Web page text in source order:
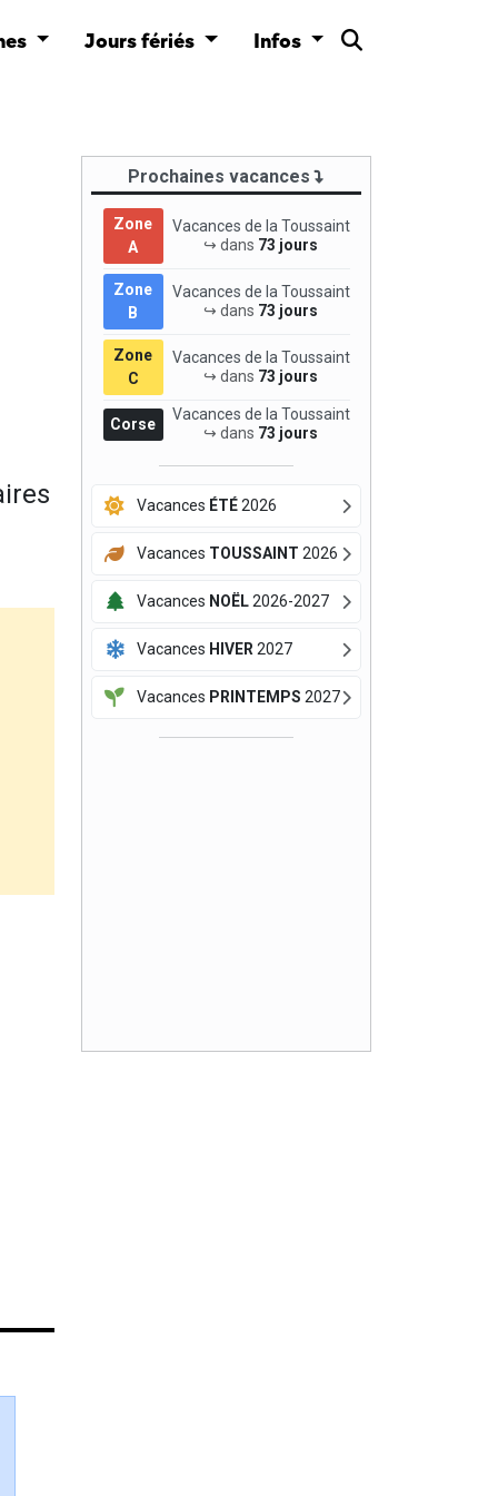
Jours fériés Infos
Prochaines vacances
Zone
A
Vacances de la Toussaint
↪ dans 73 jours
Zone
B
Vacances de la Toussaint
↪ dans 73 jours
Zone
C
Vacances de la Toussaint
↪ dans 73 jours
Corse
Vacances de la Toussaint
↪ dans 73 jours
Vacances ÉTÉ2026
Vacances TOUSSAINT 2026
Vacances NOËL2026-2027
Vacances HIVER 2027
Vacances PRINTEMPS 2027